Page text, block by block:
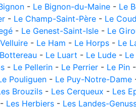
- Le Bignon-du-Maine - Le
- Le Champ-Saint-Père - Le
- Le Genest-Saint-Isle - Le
- Le Ham - Le Horps - Le
- Le Luart - Le Lude -
- Le Pellerin - Le Perrier - Le Pin -
Pouliguen - Le Puy-Notre-Dame
Brouzils - Les Cerqueux - Les
- Les Herbiers - Les Landes-